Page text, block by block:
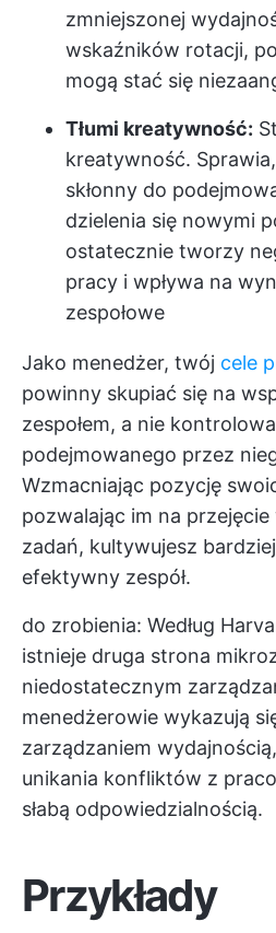
zmniejszonej
wskaźników rotacji,
mogą stać się
Tłumi kreatywność:
kreatywność.
skłonny do
dzielenia się nowymi
ostatecznie tworzy
pracy i wpływa na
zespołowe
Jako menedżer, twój cele
powinny skupiać się na
zespołem, a nie
podejmowanego przez
Wzmacniając pozycję
pozwalając im na przejęcie
zadań, kultywujesz
efektywny zespół.
do zrobienia: Według
istnieje druga strona
niedostatecznym
menedżerowie wykazują
zarządzaniem
unikania konfliktów z
słabą odpowiedzialnością.
Przykłady